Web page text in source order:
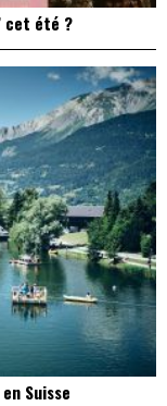
cet été ?
Suisse